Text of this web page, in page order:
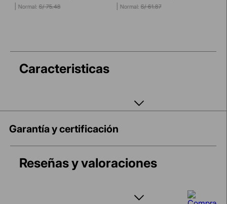
S/ 75.48 S/ 61.87
Caracteristicas
Garantía y certificación
Reseñas y valoraciones